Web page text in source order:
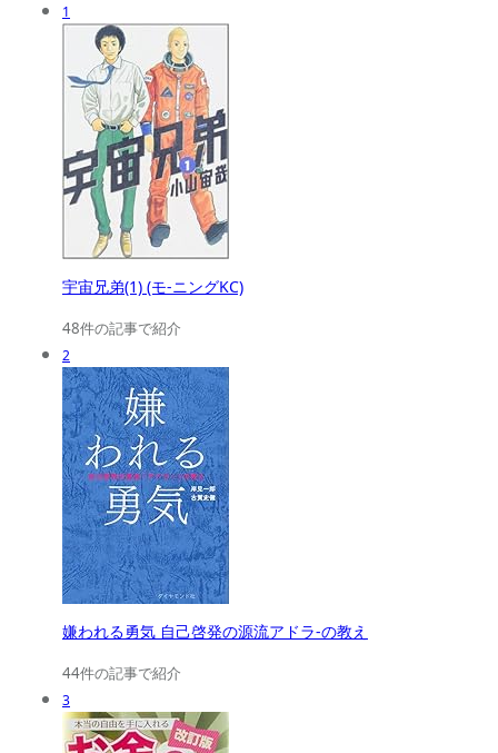
1
宇宙兄弟(1) (モ-ニングKC)
48件の記事で紹介
2
嫌われる勇気 自己啓発の源流アドラ-の教え
44件の記事で紹介
3